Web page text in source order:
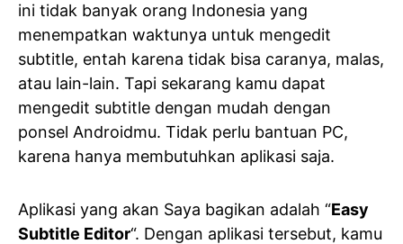
ini tidak banyak orang Indonesia yang
menempatkan waktunya untuk mengedit
subtitle, entah karena tidak bisa caranya, malas,
atau lain-lain. Tapi sekarang kamu dapat
mengedit subtitle dengan mudah dengan
ponsel Androidmu. Tidak perlu bantuan PC,
karena hanya membutuhkan aplikasi saja.
Aplikasi yang akan Saya bagikan adalah “Easy
Subtitle Editor“. Dengan aplikasi tersebut, kamu